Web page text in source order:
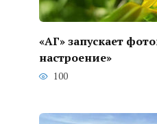
«АГ» запускает
настроение»
100